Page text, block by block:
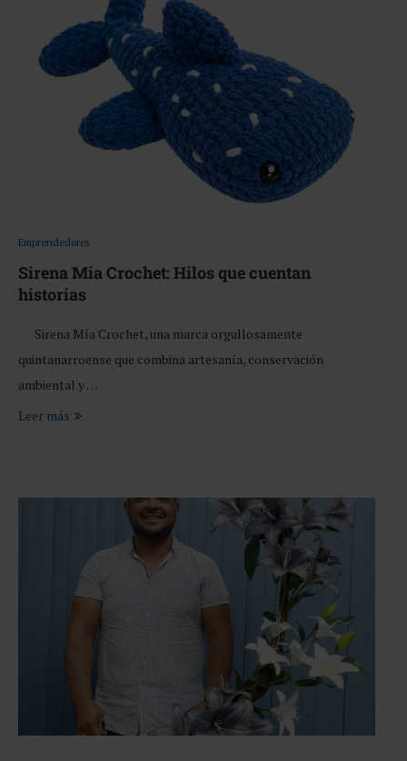
Emprendedores
Sirena Mia Crochet: Hilos que cuentan
historias
Sirena Mía Crochet, una marca orgullosamente
quintanarroense que combina artesanía, conservación
ambiental y …
Leer más